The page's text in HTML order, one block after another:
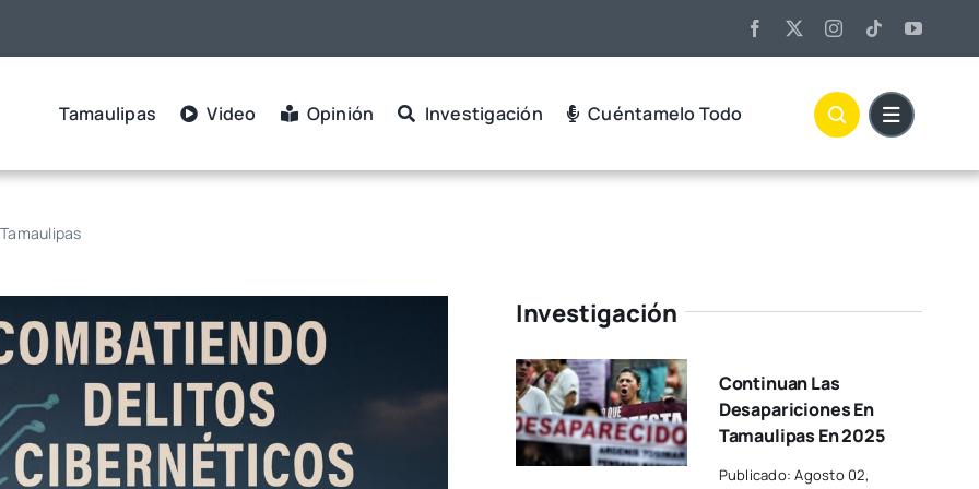
Tamaulipas Video Opinión Investigación Cuéntamelo Todo
Investigación
Continuan Las
Desapariciones En
Tamaulipas En 2025
Publicado: Agosto 02,